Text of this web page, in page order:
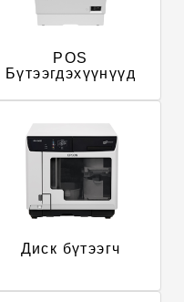
POS
Бүтээгдэхүүнүүд
Диск бүтээгч